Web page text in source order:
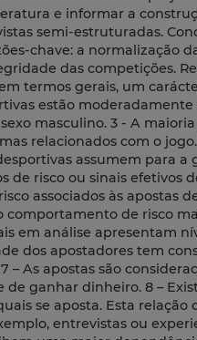
e informar a
semi-estruturadas.
chave: a normalização
das competições.
termos gerais, um
estão moderadamente
masculino. 3 - A
relacionados com o
assumem para a
risco ou sinais efetivos
associados às apostas
de risco
em análise apresentam
dos apostadores tem
As apostas são
ganhar dinheiro. 8 –
se aposta. Esta
entrevistas ou